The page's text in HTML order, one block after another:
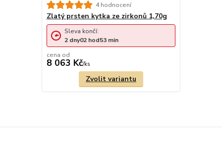
4 hodnocení
Zlatý prsten kytka ze zirkonů 1,70g
cena od
8 063 Kč/ks
Sleva končí:
2 dny02 hod53 min
Zvolit variantu